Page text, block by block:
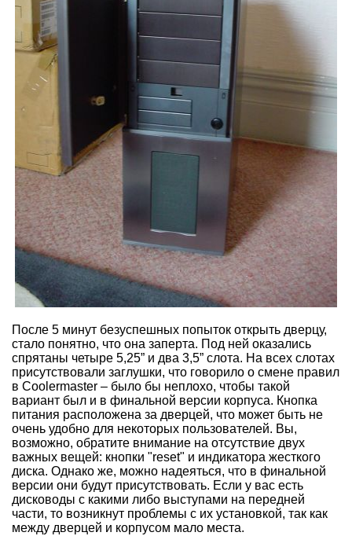
После 5 минут безуспешных попыток открыть дверцу,
стало понятно, что она заперта. Под ней оказались
спрятаны четыре 5,25” и два 3,5” слота. На всех слотах
присутствовали заглушки, что говорило о смене правил
в Coolermaster – было бы неплохо, чтобы такой
вариант был и в финальной версии корпуса. Кнопка
питания расположена за дверцей, что может быть не
очень удобно для некоторых пользователей. Вы,
возможно, обратите внимание на отсутствие двух
важных вещей: кнопки "reset" и индикатора жесткого
диска. Однако же, можно надеяться, что в финальной
версии они будут присутствовать. Если у вас есть
дисководы с какими либо выступами на передней
части, то возникнут проблемы с их установкой, так как
между дверцей и корпусом мало места.